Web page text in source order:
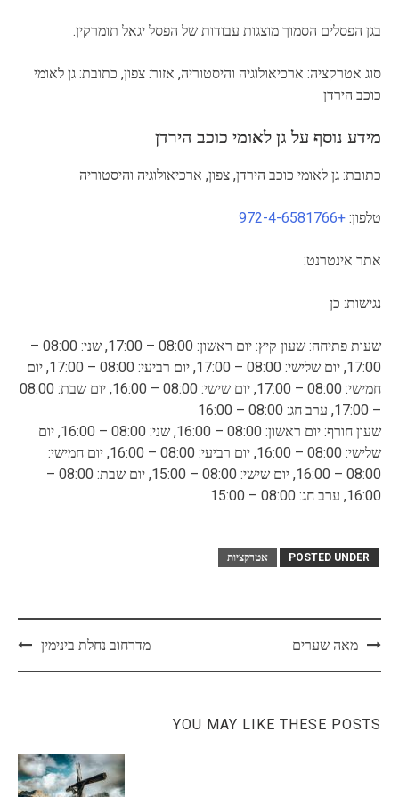
בגן הפסלים הסמוך מוצגות עבודות של הפסל יגאל תומרקין.
סוג אטרקציה: ארכיאולוגיה והיסטוריה, אזור: צפון, כתובת: גן לאומי
כוכב הירדן
מידע נוסף על גן לאומי כוכב הירדן
כתובת: גן לאומי כוכב הירדן, צפון, ארכיאולוגיה והיסטוריה
טלפון: +972-4-6581766
אתר אינטרנט:
נגישות: כן
שעות פתיחה: שעון קיץ: יום ראשון: 08:00 – 17:00, שני: 08:00 –
17:00, יום שלישי: 08:00 – 17:00, יום רביעי: 08:00 – 17:00, יום
חמישי: 08:00 – 17:00, יום שישי: 08:00 – 16:00, יום שבת: 08:00
– 17:00, ערב חג: 08:00 – 16:00
שעון חורף: יום ראשון: 08:00 – 16:00, שני: 08:00 – 16:00, יום
שלישי: 08:00 – 16:00, יום רביעי: 08:00 – 16:00, יום חמישי:
08:00 – 16:00, יום שישי: 08:00 – 15:00, יום שבת: 08:00 –
16:00, ערב חג: 08:00 – 15:00
POSTED UNDER אטרקציות
Postמאה שערים מדרחוב נחלת בינימין
YOU MAY LIKE THESE POSTS